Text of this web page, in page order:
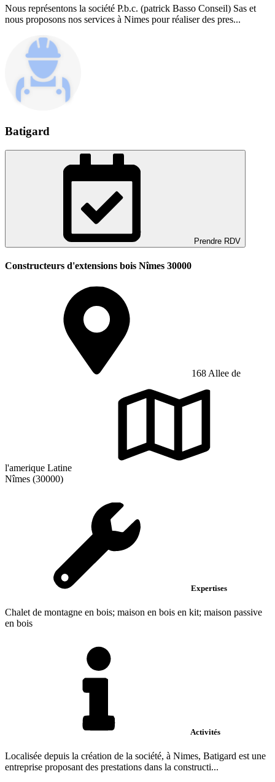
Nous représentons la société P.b.c. (patrick Basso Conseil) Sas et
nous proposons nos services à Nimes pour réaliser des pres...
Batigard
Prendre RDV
Constructeurs d'extensions bois Nîmes 30000
168 Allee de
l'amerique Latine
Nîmes (30000)
Expertises
Chalet de montagne en bois; maison en bois en kit; maison passive
en bois
Activités
Localisée depuis la création de la société, à Nimes, Batigard est une
entreprise proposant des prestations dans la constructi...